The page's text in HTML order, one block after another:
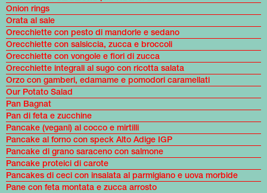
Onion rings
Orata al sale
Orecchiette con pesto di mandorle e sedano
Orecchiette con salsiccia, zucca e broccoli
Orecchiette con vongole e fiori di zucca
Orecchiette integrali al sugo con ricotta salata
Orzo con gamberi, edamame e pomodori caramellati
Our Potato Salad
Pan Bagnat
Pan di feta e zucchine
Pancake (vegani) al cocco e mirtilli
Pancake al forno con speck Alto Adige IGP
Pancake di grano saraceno con salmone
Pancake proteici di carote
Pancakes di ceci con insalata al parmigiano e uova morbide
Pane con feta montata e zucca arrosto